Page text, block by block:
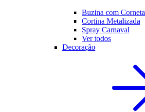
Buzina com Corneta
Cortina Metalizada
Spray Carnaval
Ver todos
Decoração